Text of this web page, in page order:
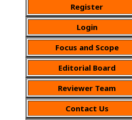
Register
Login
Focus and Scope
Editorial Board
Reviewer Team
Contact Us